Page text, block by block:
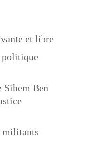
et libre
politique
Sihem Ben
militants